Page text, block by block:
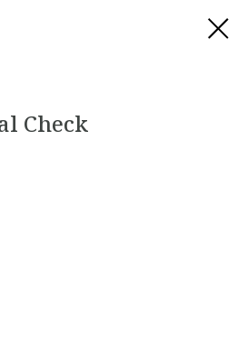
Check